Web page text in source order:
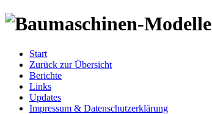
Start
Zurück zur Übersicht
Berichte
Links
Updates
Impressum & Datenschutzerklärung